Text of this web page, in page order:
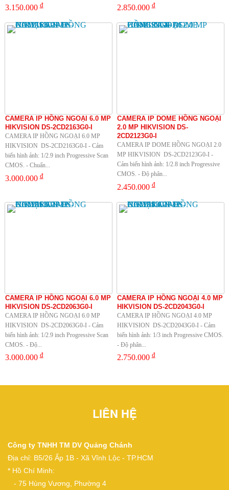
3.150.000đ 2.850.000đ
CAMERA IP HỒNG NGOẠI 6.0 MP
HIKVISION DS-2CD2163G0-I
CAMERA IP HỒNG NGOẠI 6.0 MP
HIKVISION DS-2CD2163G0-I - Cảm
biến hình ảnh: 1/2.9 inch Progressive Scan
CMOS. - Chuẩn...
3.000.000đ
CAMERA IP DOME HỒNG NGOẠI
2.0 MP HIKVISION DS-
2CD2123G0-I
CAMERA IP DOME HỒNG NGOẠI 2.0
MP HIKVISION DS-2CD2123G0-I -
Cảm biến hình ảnh: 1/2.8 inch Progressive
CMOS. - Độ phân...
2.450.000đ
CAMERA IP HỒNG NGOẠI 6.0 MP
HIKVISION DS-2CD2063G0-I
CAMERA IP HỒNG NGOẠI 6.0 MP
HIKVISION DS-2CD2063G0-I - Cảm
biến hình ảnh: 1/2.9 inch Progressive Scan
CMOS. - Độ...
3.000.000đ
CAMERA IP HỒNG NGOẠI 4.0 MP
HIKVISION DS-2CD2043G0-I
CAMERA IP HỒNG NGOẠI 4.0 MP
HIKVISION DS-2CD2043G0-I - Cảm
biến hình ảnh: 1/3 inch Progressive CMOS.
- Độ phân...
2.750.000đ
LIÊN HỆ
Công ty TNHH TM DV Quảng Chánh
Địa chỉ: B5/26 Ấp 1B - Xã Vĩnh Lộc - TP.HCM
* Hồ Chí Minh:
- 75 Hùng Vương, Phường 4